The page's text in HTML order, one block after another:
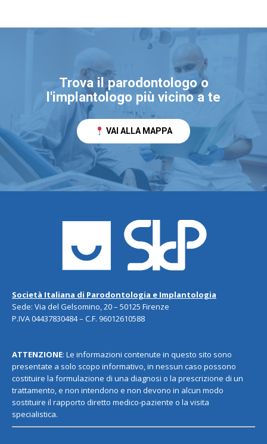
Trova il parodontologo o
l'implantologo più vicino a te
VAI ALLA MAPPA
Società Italiana di Parodontologia e Implantologia
Sede: Via del Gelsomino, 20 – 50125 Firenze
P.IVA 04437830484 – C.F. 96012610588
ATTENZIONE: Le informazioni contenute in questo sito sono
presentate a solo scopo informativo, in nessun caso possono
costituire la formulazione di una diagnosi o la prescrizione di un
trattamento, e non intendono e non devono in alcun modo
sostituire il rapporto diretto medico-paziente o la visita
specialistica.